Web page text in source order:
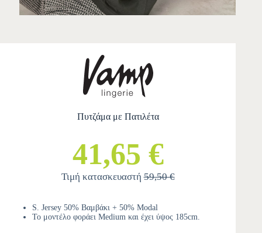
Πυτζάμα με Πατιλέτα
41,65 €
Τιμή κατασκευαστή59,50 €
S. Jersey 50% Βαμβάκι + 50% Modal
Το μοντέλο φοράει Medium και έχει ύψος 185cm.